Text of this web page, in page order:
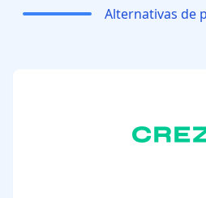
Alternativas de